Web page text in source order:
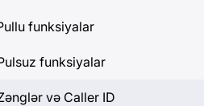
funksiyalar
funksiyalar
və Caller ID